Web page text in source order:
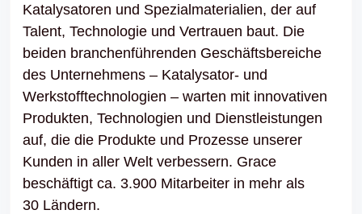
Katalysatoren und Spezialmaterialien, der auf
Talent, Technologie und Vertrauen baut. Die
beiden branchenführenden Geschäftsbereiche
des Unternehmens – Katalysator- und
Werkstofftechnologien – warten mit innovativen
Produkten, Technologien und Dienstleistungen
auf, die die Produkte und Prozesse unserer
Kunden in aller Welt verbessern. Grace
beschäftigt ca. 3.900 Mitarbeiter in mehr als
30 Ländern.